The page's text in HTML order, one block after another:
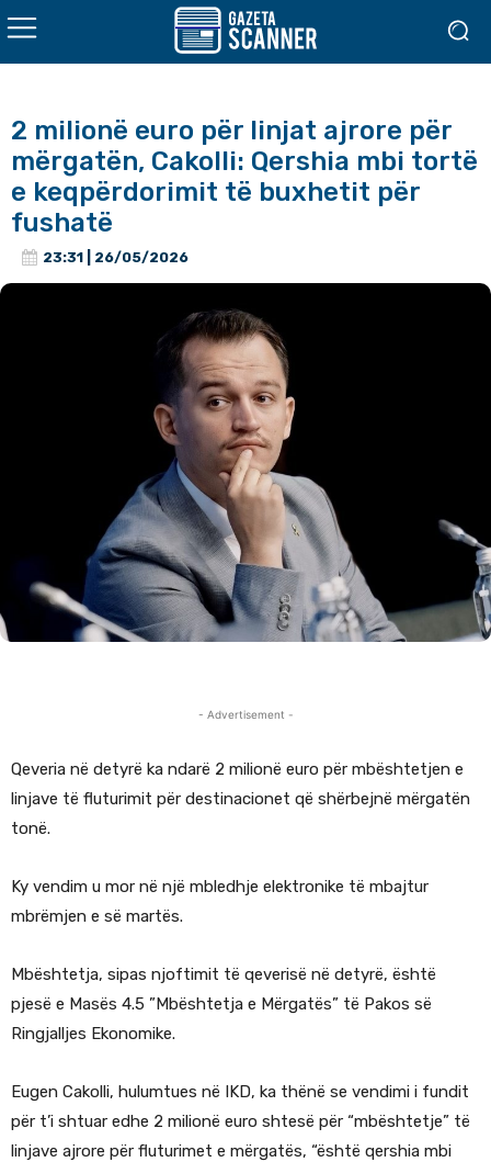
2 milionë euro për linjat ajrore për
mërgatën, Cakolli: Qershia mbi tortë
e keqpërdorimit të buxhetit për
fushatë
23:31 | 26/05/2026
- Advertisement -
Qeveria në detyrë ka ndarë 2 milionë euro për mbështetjen e
linjave të fluturimit për destinacionet që shërbejnë mërgatën
tonë.
Ky vendim u mor në një mbledhje elektronike të mbajtur
mbrëmjen e së martës.
Mbështetja, sipas njoftimit të qeverisë në detyrë, është
pjesë e Masës 4.5 ”Mbështetja e Mërgatës” të Pakos së
Ringjalljes Ekonomike.
Eugen Cakolli, hulumtues në IKD, ka thënë se vendimi i fundit
për t’i shtuar edhe 2 milionë euro shtesë për “mbështetje” të
linjave ajrore për fluturimet e mërgatës, “është qershia mbi